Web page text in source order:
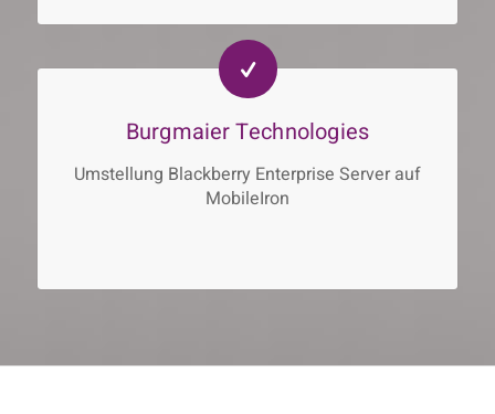
Burgmaier Technologies
Umstellung Blackberry Enterprise Server auf
MobileIron